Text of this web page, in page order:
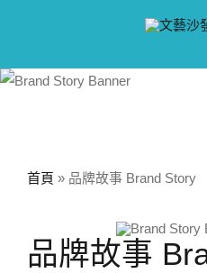
首頁 » 品牌故事 Brand Story
品牌故事